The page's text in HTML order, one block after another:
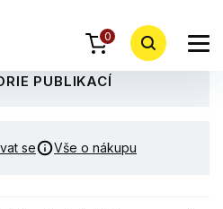
PUBLIKACÍ
se Vše o nákupu